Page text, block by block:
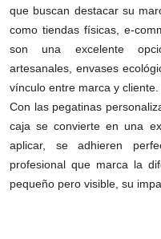
que buscan destacar su
como tiendas físicas, e-
son una excelente
artesanales, envases
vínculo entre marca y cliente.
Con las pegatinas
caja se convierte en una
aplicar, se adhieren
profesional que marca la
pequeño pero visible, su